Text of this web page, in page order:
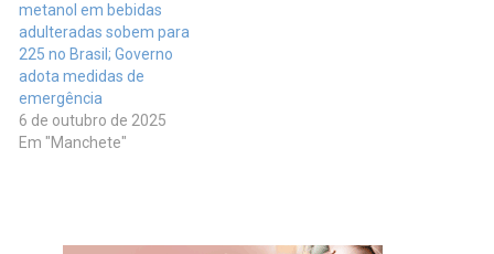
metanol em bebidas
adulteradas sobem para
225 no Brasil; Governo
adota medidas de
emergência
6 de outubro de 2025
Em "Manchete"